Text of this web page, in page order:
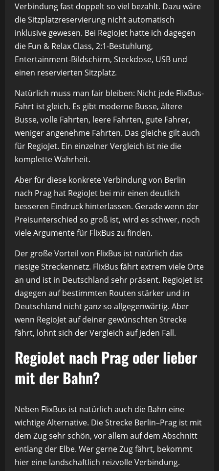
Verbindung fast doppelt so viel bezahlt. Dazu wäre
die Sitzplatzreservierung nicht automatisch
inklusive gewesen. Bei RegioJet hatte ich dagegen
die Fun & Relax Class, 2:1-Bestuhlung,
Entertainment-Bildschirm, Steckdose, USB und
einen reservierten Sitzplatz.
Natürlich muss man fair bleiben: Nicht jede FlixBus-
Fahrt ist gleich. Es gibt moderne Busse, ältere
Busse, volle Fahrten, leere Fahrten, gute Fahrer,
weniger angenehme Fahrten. Das gleiche gilt auch
für RegioJet. Ein einzelner Vergleich ist nie die
komplette Wahrheit.
Aber für diese konkrete Verbindung von Berlin
nach Prag hat RegioJet bei mir einen deutlich
besseren Eindruck hinterlassen. Gerade wenn der
Preisunterschied so groß ist, wird es schwer, noch
viele Argumente für FlixBus zu finden.
Der große Vorteil von FlixBus ist natürlich das
riesige Streckennetz. FlixBus fährt extrem viele Orte
an und ist in Deutschland sehr präsent. RegioJet ist
dagegen auf bestimmten Routen stärker und in
Deutschland nicht ganz so allgegenwärtig. Aber
wenn RegioJet auf deiner gewünschten Strecke
fährt, lohnt sich der Vergleich auf jeden Fall.
RegioJet nach Prag oder lieber
mit der Bahn?
Neben FlixBus ist natürlich auch die Bahn eine
wichtige Alternative. Die Strecke Berlin–Prag ist mit
dem Zug sehr schön, vor allem auf dem Abschnitt
entlang der Elbe. Wer gerne Zug fährt, bekommt
hier eine landschaftlich reizvolle Verbindung.